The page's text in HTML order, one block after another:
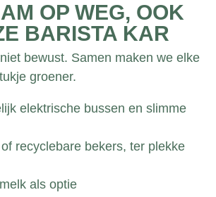
OP WEG, OOK
BARISTA KAR
bewust. Samen maken we elke
groener.
elektrische bussen en slimme
recyclebare bekers, ter plekke
als optie